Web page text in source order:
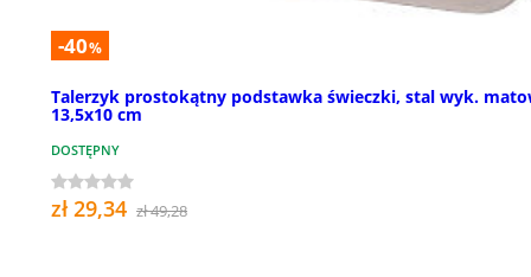
-40%
Talerzyk prostokątny podstawka świeczki, stal wyk.
13,5x10 cm
DOSTĘPNY
zł 29,34 zł 49,28